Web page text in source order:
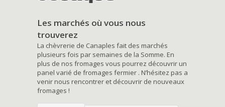
Les marchés où vous nous
trouverez
La chèvrerie de Canaples fait des marchés
plusieurs fois par semaines de la Somme. En
plus de nos fromages vous pourrez découvrir un
panel varié de fromages fermier . N’hésitez pas a
venir nous rencontrer et découvrir de nouveaux
fromages !